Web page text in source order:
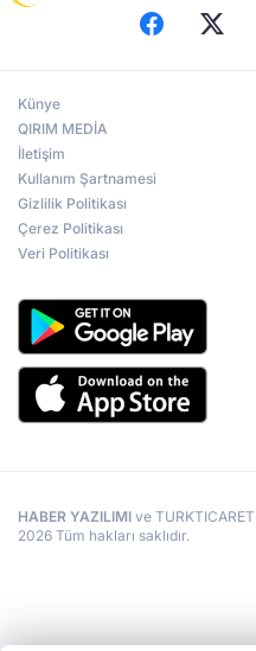
Künye
QIRIM MEDİA
İletişim
Kullanım Şartnamesi
Gizlilik Politikası
Çerez Politikası
Veri Politikası
HABER YAZILIMI ve
2026 Tüm hakları saklıdır.